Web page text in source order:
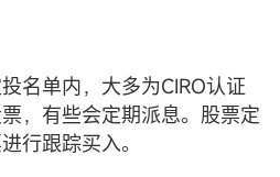
名单内，大多为CIRO认证
，有些会定期派息。股票定
行跟踪买入。